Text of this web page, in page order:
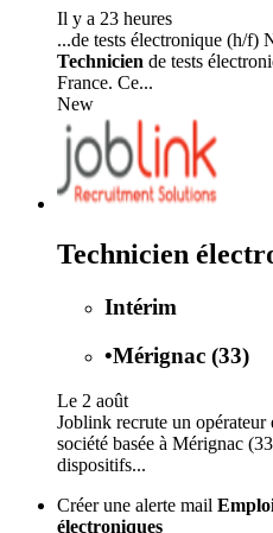
Il y a 23 heures
...de tests électronique (h/f)
Technicien de tests
France. Ce...
New
Technicien
Intérim
•Mérignac (33)
Le 2 août
Joblink recrute un
société basée à Mérignac
dispositifs...
Créer une alerte mail
électroniques